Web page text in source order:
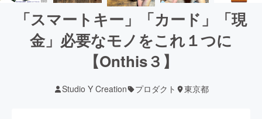
「スマートキー」「カード」「現
金」必要なモノをこれ１つに
【Onthis３】
Studio Y Creation プロダクト 東京都